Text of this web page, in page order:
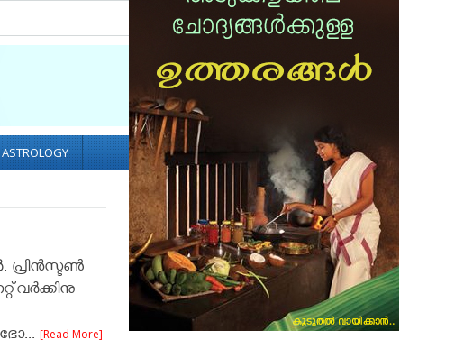
Socialize with us
ASTROLOGY
പ്രിന്‍സ്ടണ്‍
[Read More]